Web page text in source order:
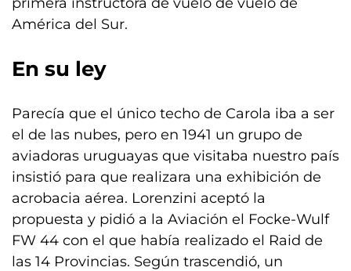
América del Sur.
En su ley
Parecía que el único techo de Carola iba a ser
el de las nubes, pero en 1941 un grupo de
aviadoras uruguayas que visitaba nuestro país
insistió para que realizara una exhibición de
acrobacia aérea. Lorenzini aceptó la
propuesta y pidió a la Aviación el Focke-Wulf
FW 44 con el que había realizado el Raid de
las 14 Provincias. Según trascendió, un